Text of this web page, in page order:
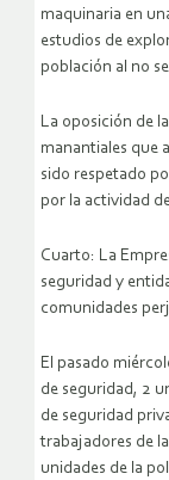
maquinaria en
estudios de
población al no
La oposición de
manantiales que
sido respetado
por la actividad
Cuarto: La
seguridad y
comunidades
El pasado
de seguridad, 2
de seguridad
trabajadores de
unidades de la